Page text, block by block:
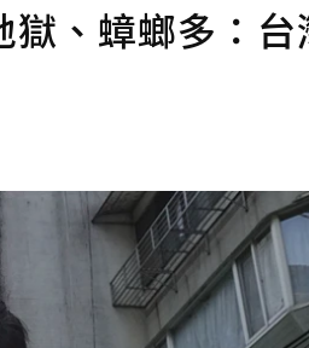
、蟑螂多：台